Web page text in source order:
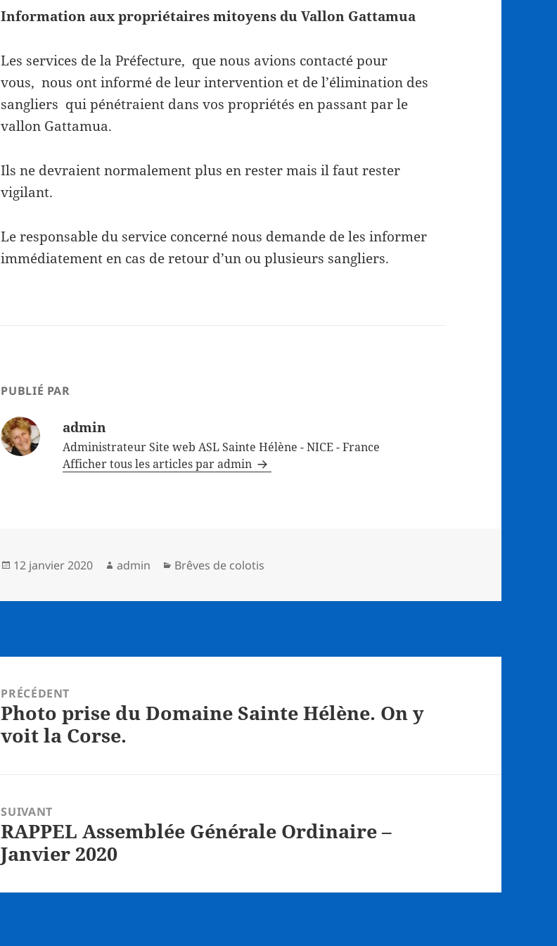
Information aux propriétaires mitoyens du Vallon Gattamua
Les services de la Préfecture, que nous avions contacté pour
vous, nous ont informé de leur intervention et de l’élimination des
sangliers qui pénétraient dans vos propriétés en passant par le
vallon Gattamua.
Ils ne devraient normalement plus en rester mais il faut rester
vigilant.
Le responsable du service concerné nous demande de les informer
immédiatement en cas de retour d’un ou plusieurs sangliers.
PUBLIÉ PAR
admin
Administrateur Site web ASL Sainte Hélène - NICE - France
Afficher tous les articles par admin
Publié
12 janvier 2020 Auteur
admin Catégories
Brêves de colotis
PRÉCÉDENT
Article
précédent :
Photo prise du Domaine Sainte Hélène. On y
voit la Corse.
SUIVANT
Article
suivant :
RAPPEL Assemblée Générale Ordinaire –
Janvier 2020